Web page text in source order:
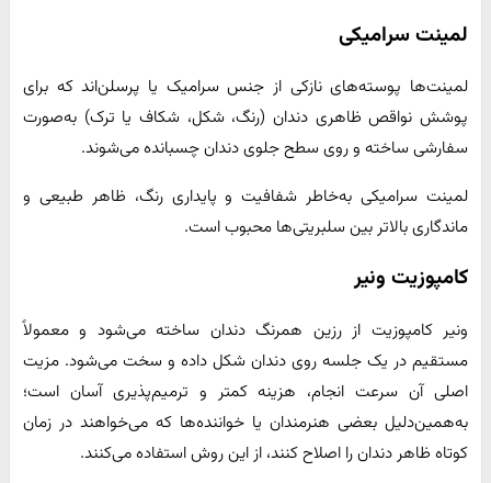
لمینت سرامیکی
لمینت‌ها پوسته‌های نازکی از جنس سرامیک یا پرسلن‌اند که برای
پوشش نواقص ظاهری دندان (رنگ، شکل، شکاف یا ترک) به‌صورت
سفارشی ساخته و روی سطح جلوی دندان چسبانده می‌شوند.
لمینت سرامیکی به‌خاطر شفافیت و پایداری رنگ، ظاهر طبیعی و
ماندگاری بالاتر بین سلبریتی‌ها محبوب است.
کامپوزیت ونیر
ونیر کامپوزیت از رزین همرنگ دندان ساخته می‌شود و معمولاً
مستقیم در یک جلسه روی دندان شکل داده و سخت می‌شود. مزیت
اصلی آن سرعت انجام، هزینه کمتر و ترمیم‌پذیری آسان است؛
به‌همین‌دلیل بعضی هنرمندان یا خواننده‌ها که می‌خواهند در زمان
کوتاه ظاهر دندان را اصلاح کنند، از این روش استفاده می‌کنند.